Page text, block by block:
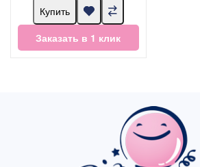
Купить
Заказать в 1 клик